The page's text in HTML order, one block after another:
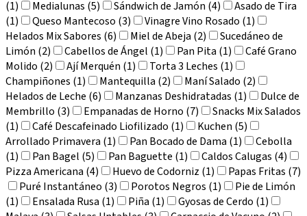
(1)
Medialunas (5) Sándwich de Jamón (4)
Asado de Tira
(1)
Queso Mantecoso (3)
Vinagre Vino Rosado (1)
Helados Mix Sabores (6)
Miel de Abeja (2)
Sucedáneo de
Limón (2)
Cabellos de Ángel (1) Pan Pita (1)
Café Grano
Molido (2)
Ají Merquén (1)
Torta 3 Leches (1)
Champiñones (1)
Mantequilla (2)
Maní Salado (2)
Helados de Leche (6)
Manzanas Deshidratadas (1)
Dulce de
Membrillo (3)
Empanadas de Horno (7)
Snacks Mix Salados
(1)
Café Descafeinado Liofilizado (1)
Kuchen (5)
Arrollado Primavera (1)
Pan Bocado de Dama (1)
Cebolla
(1)
Pan Bagel (5) Pan Baguette (1)
Caldos Calugas (4)
Pizza Americana (4)
Huevo de Codorniz (1)
Papas Fritas (7)
Puré Instantáneo (3)
Porotos Negros (1)
Pie de Limón
(1)
Ensalada Rusa (1) Piña (1)
Gyosas de Cerdo (1)